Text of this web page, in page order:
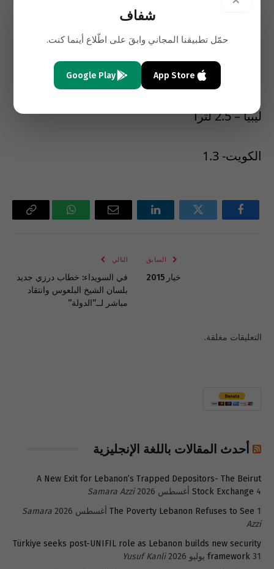
موريتانيا-4.8 لترا
ليبيا – 2.5 لترا
الكويت- 1.3
فيسبوك تويتر لينكدإن
البريد
واتساب Copy
السابق
خيار 2015
التالي
في السويداء: خطاب درزي جديد
بلسان الشيخ البلعوس وانتقاد
مباشر لــ”الدولة”
التعليقات مغلقة.
أحدث المقالات باللغة الإنجليزية
A New Exit for Lebanon’s Trapped Depositors- The Beirut
Stock Exchange 4 أغسطس 2026
Samara Azzi
The Poverty Lebanon Refuses to See 1 أغسطس 2026
Samara
Azzi
Türkiye seeks post-UNIFIL role as Lebanon builds new security
framework 31 يوليو 2026
Yusuf Kanli
شفاف
حمّل تطبيقنا المجاني وابقَ على اطّلاع أينما كنت.
App Store
Google Play